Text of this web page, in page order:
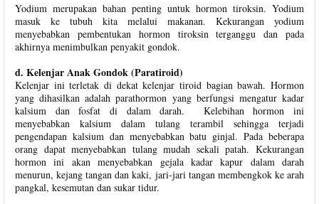
Yodium merupakan bahan penting untuk hormon tiroksin. Yodium
masuk ke tubuh kita melalui makanan. Kekurangan yodium
menyebabkan pembentukan hormon tiroksin terganggu dan pada
akhirnya menimbulkan penyakit gondok.
d. Kelenjar Anak Gondok (Paratiroid)
Kelenjar ini terletak di dekat kelenjar tiroid bagian bawah. Hormon
yang dihasilkan adalah parathormon yang berfungsi mengatur kadar
kalsium dan fosfat di dalam darah. Kelebihan hormon ini
menyebabkan kalsium dalam tulang terambil sehingga terjadi
pengendapan kalsium dan menyebabkan batu ginjal. Pada beberapa
orang dapat menyebabkan tulang mudah sekali patah. Kekurangan
hormon ini akan menyebabkan gejala kadar kapur dalam darah
menurun, kejang tangan dan kaki, jari-jari tangan membengkok ke arah
pangkal, kesemutan dan sukar tidur.